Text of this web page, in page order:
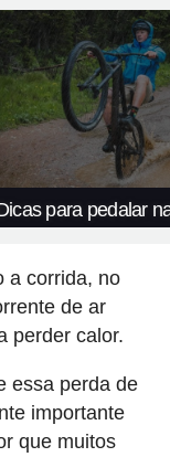
para pedalar
a corrida, no
de ar
perder calor.
essa perda de
importante
que muitos